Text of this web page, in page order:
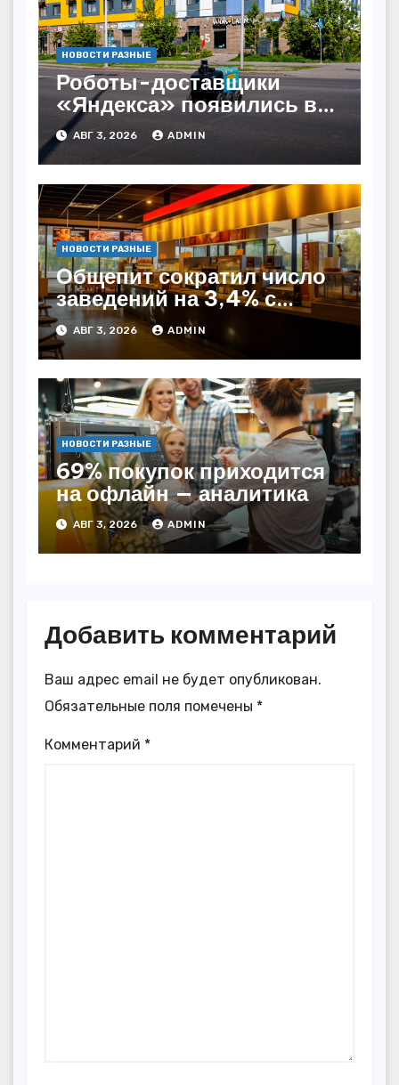
НОВОСТИ РАЗНЫЕ
Роботы-доставщики
«Яндекса» появились в
Казахстане
АВГ 3, 2026 ADMIN
НОВОСТИ РАЗНЫЕ
Общепит сократил число
заведений на 3,4% с
начала года — INFOLine
АВГ 3, 2026 ADMIN
НОВОСТИ РАЗНЫЕ
69% покупок приходится
на офлайн — аналитика
АВГ 3, 2026 ADMIN
Добавить комментарий
Ваш адрес email не будет опубликован.
Обязательные поля помечены *
Комментарий *